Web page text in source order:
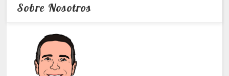
Sobre Nosotros